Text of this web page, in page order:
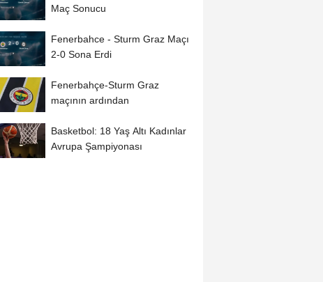
Maç Sonucu
Fenerbahce - Sturm Graz Maçı
2-0 Sona Erdi
Fenerbahçe-Sturm Graz
maçının ardından
Basketbol: 18 Yaş Altı Kadınlar
Avrupa Şampiyonası